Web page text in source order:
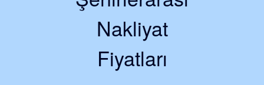
Nakliyat
Fiyatları